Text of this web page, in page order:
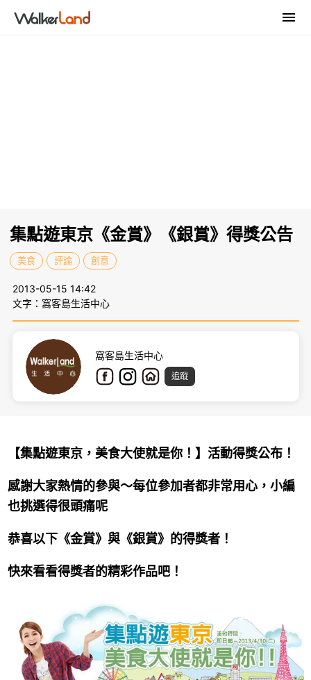
集點遊東京《金賞》《銀賞》得獎公告
美食 評論 創意
2013-05-15 14:42
文字：窩客島生活中心
窩客島生活中心
追蹤
【集點遊東京，美食大使就是你！】活動得獎公布！
感謝大家熱情的參與～每位參加者都非常用心，小編
也挑選得很頭痛呢
恭喜以下《金賞》與《銀賞》的得獎者！
快來看看得獎者的精彩作品吧！